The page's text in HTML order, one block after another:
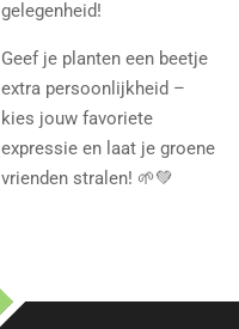
gelegenheid!
Geef je planten een beetje
extra persoonlijkheid –
kies jouw favoriete
expressie en laat je groene
vrienden stralen! 🌱💚